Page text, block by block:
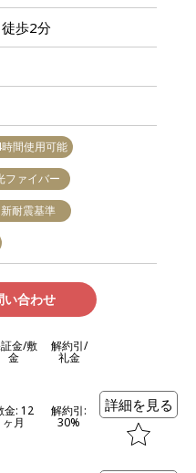
歩2分
間使用可能
ファイバー
新耐震基準
い合わせ
金/敷
金
解約引/
礼金
金: 12
ヶ月
解約引:
30%
詳細を見る